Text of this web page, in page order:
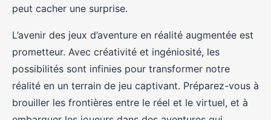
peut cacher une surprise.
L’avenir des jeux d’aventure en réalité augmentée est
prometteur. Avec créativité et ingéniosité, les
possibilités sont infinies pour transformer notre
réalité en un terrain de jeu captivant. Préparez-vous à
brouiller les frontières entre le réel et le virtuel, et à